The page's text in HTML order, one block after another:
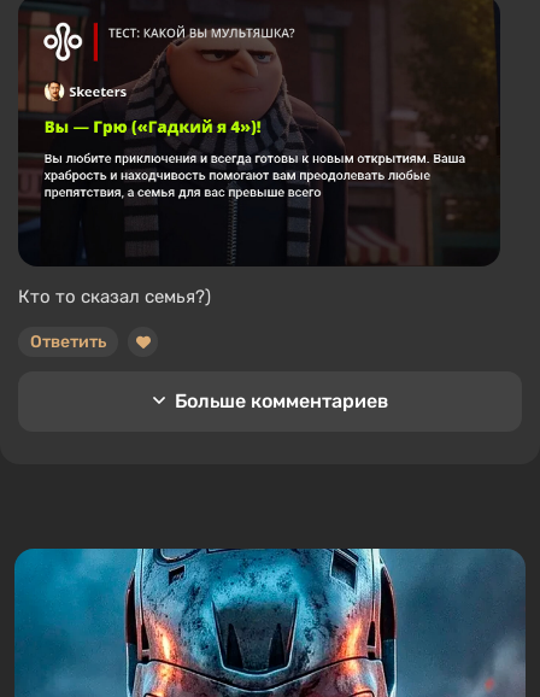
Кто то сказал семья?)
Ответить
Больше комментариев